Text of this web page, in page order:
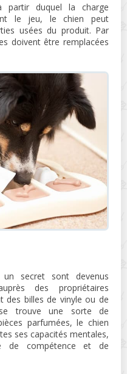
partir duquel la charge
le jeu, le chien peut
usées du produit. Par
doivent être remplacées
secret sont devenus
des propriétaires
des billes de vinyle ou de
trouve une sorte de
parfumées, le chien
ses capacités mentales,
de compétence et de